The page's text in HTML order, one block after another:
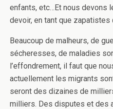
enfants, etc…Et nous devons
devoir, en tant que zapatistes
Beaucoup de malheurs, de
sécheresses, de maladies
l’effondrement, il faut que
actuellement les migrants
seront des dizaines de
milliers. Des disputes et des